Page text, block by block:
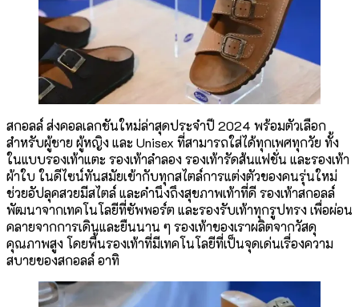
สกอลล์ ส่งคอลเลกชันใหม่ล่าสุดประจำปี 2024 พร้อมตัวเลือก
สำหรับผู้ชาย ผู้หญิง และ Unisex ที่สามารถใส่ได้ทุกเพศทุกวัย ทั้ง
ในแบบรองเท้าแตะ รองเท้าลำลอง รองเท้ารัดส้นแฟชั่น และรองเท้า
ผ้าใบ ในดีไซน์ทันสมัยเข้ากับทุกสไตล์การแต่งตัวของคนรุ่นใหม่
ช่วยอัปลุคสวยมีสไตล์ และคำนึงถึงสุขภาพเท้าที่ดี รองเท้าสกอลล์
พัฒนาจากเทคโนโลยีที่ซัพพอร์ต และรองรับเท้าทุกรูปทรง เพื่อผ่อน
คลายจากการเดินและยืนนาน ๆ รองเท้าของเราผลิตจากวัสดุ
คุณภาพสูง โดยพื้นรองเท้าที่มีเทคโนโลยีที่เป็นจุดเด่นเรื่องความ
สบายของสกอลล์ อาทิ